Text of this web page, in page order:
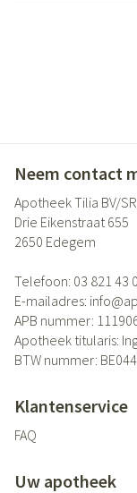
Neem contact
Apotheek Tilia BV/
Drie Eikenstraat 655
2650 Edegem
Telefoon: 03 821 43
E-mailadres: info@
APB nummer:
Apotheek titularis:
BTW nummer:
Klantenservice
FAQ
Uw apotheek